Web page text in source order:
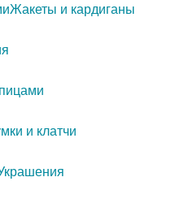
Жакеты и кардиганы
и клатчи